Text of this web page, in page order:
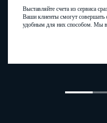
Выставляйте счета из сервиса
Ваши клиенты смогут
удобным для них способом. Мы